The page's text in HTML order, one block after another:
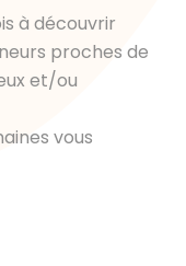
à découvrir
proches de
et/ou
vous